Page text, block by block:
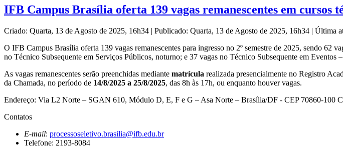
IFB Campus Brasília oferta 139 vagas remanescentes em cursos
Criado: Quarta, 13 de Agosto de 2025, 16h34 | Publicado: Quarta, 13 de Agosto de 2025, 16h34 | Última
O IFB Campus Brasília oferta 139 vagas remanescentes para ingresso no 2º semestre de 2025, sendo
no Técnico Subsequente em Serviços Públicos, noturno; e 37 vagas no Técnico Subsequente em
As vagas remanescentes serão preenchidas mediante matrícula realizada presencialmente no Registro
da Chamada, no período de 14/8/2025 a 25/8/2025, das 8h às 17h, ou enquanto houver vagas.
Endereço: Via L2 Norte – SGAN 610, Módulo D, E, F e G – Asa Norte – Brasília/DF - CEP 70860-100
Contatos
E-mail: processoseletivo.brasilia@ifb.edu.br
Telefone: 2193-8084